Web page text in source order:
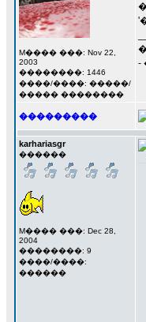
M���� ���: Nov 22,
2003
��������: 1446
����/����: �����/
����� ��������
-
���������
karhariasgr
������
M���� ���: Dec 28,
2004
��������: 9
����/����:
������